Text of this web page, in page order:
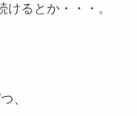
けるとか・・・。
、